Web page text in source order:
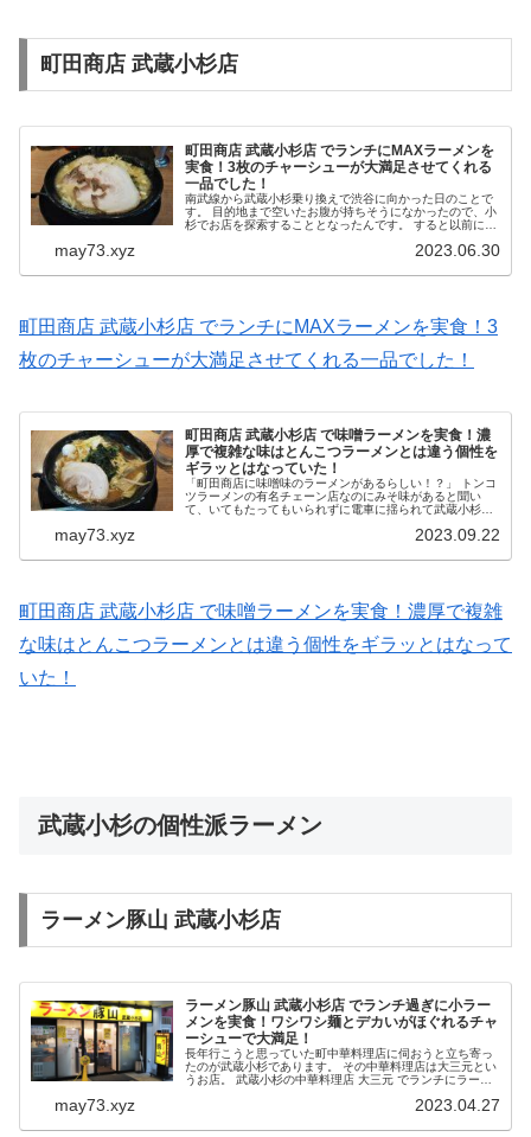
町田商店 武蔵小杉店
町田商店 武蔵小杉店 でランチにMAXラーメンを
実食！3枚のチャーシューが大満足させてくれる
一品でした！
南武線から武蔵小杉乗り換えで渋谷に向かった日のことで
す。 目的地まで空いたお腹が持ちそうになかったので、小
杉でお店を探索することとなったんです。 すると以前に調
may73.xyz 2023.06.30
町田商店 武蔵小杉店 でランチにMAXラーメンを実食！3
枚のチャーシューが大満足させてくれる一品でした！
町田商店 武蔵小杉店 で味噌ラーメンを実食！濃
厚で複雑な味はとんこつラーメンとは違う個性を
ギラッとはなっていた！
「町田商店に味噌味のラーメンがあるらしい！？」 トンコ
ツラーメンの有名チェーン店なのにみそ味があると聞い
て、いてもたってもいられずに電車に揺られて武蔵小杉店
may73.xyz 2023.09.22
町田商店 武蔵小杉店 で味噌ラーメンを実食！濃厚で複雑
な味はとんこつラーメンとは違う個性をギラッとはなって
いた！
武蔵小杉の個性派ラーメン
ラーメン豚山 武蔵小杉店
ラーメン豚山 武蔵小杉店 でランチ過ぎに小ラー
メンを実食！ワシワシ麺とデカいがほぐれるチャ
ーシューで大満足！
長年行こうと思っていた町中華料理店に伺おうと立ち寄っ
たのが武蔵小杉であります。 その中華料理店は大三元とい
うお店。 武蔵小杉の中華料理店 大三元 でランチにラーメ
may73.xyz 2023.04.27